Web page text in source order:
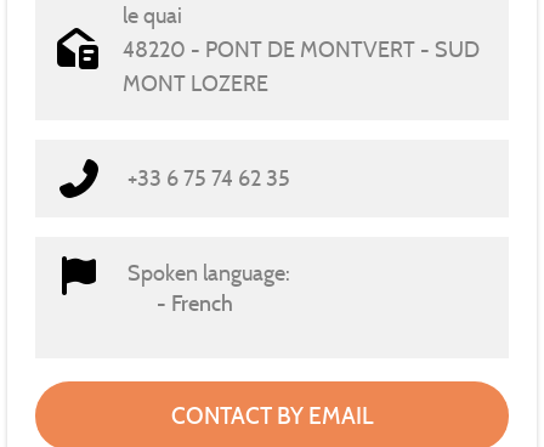
le quai
48220 - PONT DE MONTVERT - SUD
MONT LOZERE
+33 6 75 74 62 35
Spoken language:
French
CONTACT BY EMAIL